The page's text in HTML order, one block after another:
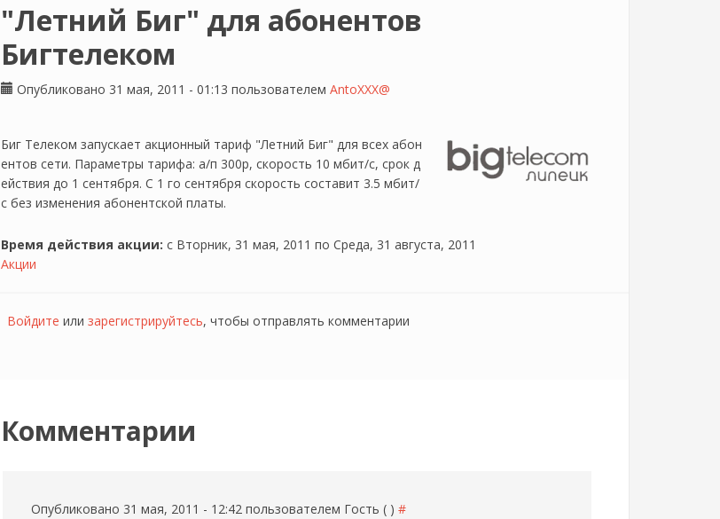
"Летний Биг" для абонентов
Бигтелеком
Опубликовано 31 мая, 2011 - 01:13 пользователем AntoXXX@
Биг Телеком запускает акционный тариф "Летний Биг" для всех абон
ентов сети. Параметры тарифа: а/п 300р, скорость 10 мбит/с, срок д
ействия до 1 сентября. С 1 го сентября скорость составит 3.5 мбит/
с без изменения абонентской платы.
Время действия акции: с Вторник, 31 мая, 2011 по Среда, 31 августа, 2011
Акции
Войдите или зарегистрируйтесь, чтобы отправлять комментарии
Комментарии
Опубликовано 31 мая, 2011 - 12:42 пользователем Гость ( ) #